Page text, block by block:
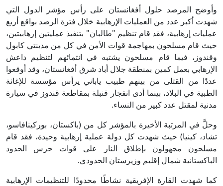
وأوضح المرصد حلول أفغانستان على رأس مؤشر الدول التي
شهدت أكبر عدد من العمليات الإرهابية خلال فترة الرصد بواقع أربع
عمليات إرهابية، فقد قام تنظيم "طالبان" بتنفيذ عمليتين إرهابيتين،
حيث قام مسلحون بمهاجمة قوات الأمن في كل من مدينتي كابول
وقندوز، فيما قام مسلحون يشتبه في انتمائهم لتنظيم داعش
الإرهابي بعمل كمين بمنطقة جلال أباد شرق أفغانستان، وقد أوقعوا
عددًا من القتلى من بينهم طبيب ياباني يرأس مؤسسة للإغاثة
الطبية في البلاد، بينما أدى انفجار قنبلة بمقاطعة قندوز في سيارة
مدنية لمقتل عدد كبير من النساء.
وحلَّ في المرتبة الأخيرة بالمؤشر كل من (باكستان، بوركينافاسو،
تشاد، كينيا) حيث شهدت كل دولة عملية إرهابية وحيدة، فقد قام
مسلحون مجهولون بإطلاق النار على قوات حرس الحدود
الباكستانية شمال إقليم وزيرستان الحدودي.
كما شهدت القارة الإفريقية نشاطًا محدودًا للتنظيمات الإرهابية